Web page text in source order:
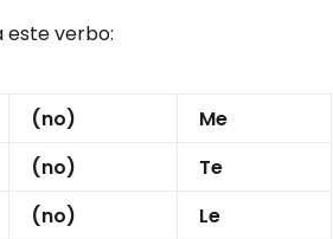
este verbo:
(no)
Me
(no)
Te
(no)
Le